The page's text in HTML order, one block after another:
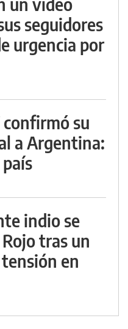
seguidores
urgencia por
confirmó su
a Argentina:
indio se
tras un
en